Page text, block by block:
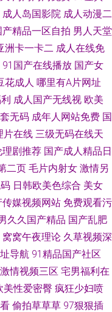
成人岛国影院 成人动漫二
产精品一区自拍 男人天堂
洲卡一卡二 成人在线免
91国产在线播放 国产女
花成人 哪里有A片网址
成人国产无线视 欧美
无码 成年人网站免费 国
片在线 三级无码在线天
理剧推荐 国产成人精品日
二页 毛片内射女 激情另
日韩欧美色综合 美女
传媒视频网站 免费观看污
久久国产精品 国产乱肥
窝窝午夜理论 久草视频深
导航 91精品国产社区
情视频三区 宅男福利在
美性爱密臀 疯狂少妇喷
偷拍草草草 97狠狠插